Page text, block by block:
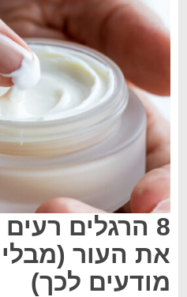
8 הרגלים
את העור
מודעים לכך)